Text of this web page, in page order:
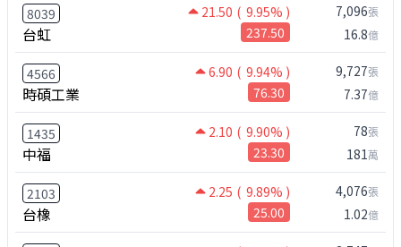
8039 21.50 ( 9.95% )
台虹 237.50
7,096張
16.8億
4566 6.90 ( 9.94% )
時碩工業 76.30
9,727張
7.37億
1435 2.10 ( 9.90% )
中福 23.30
78張
181萬
2103 2.25 ( 9.89% )
台橡 25.00
4,076張
1.02億